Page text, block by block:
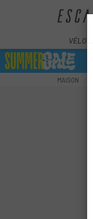
VÉLOS
MAISON